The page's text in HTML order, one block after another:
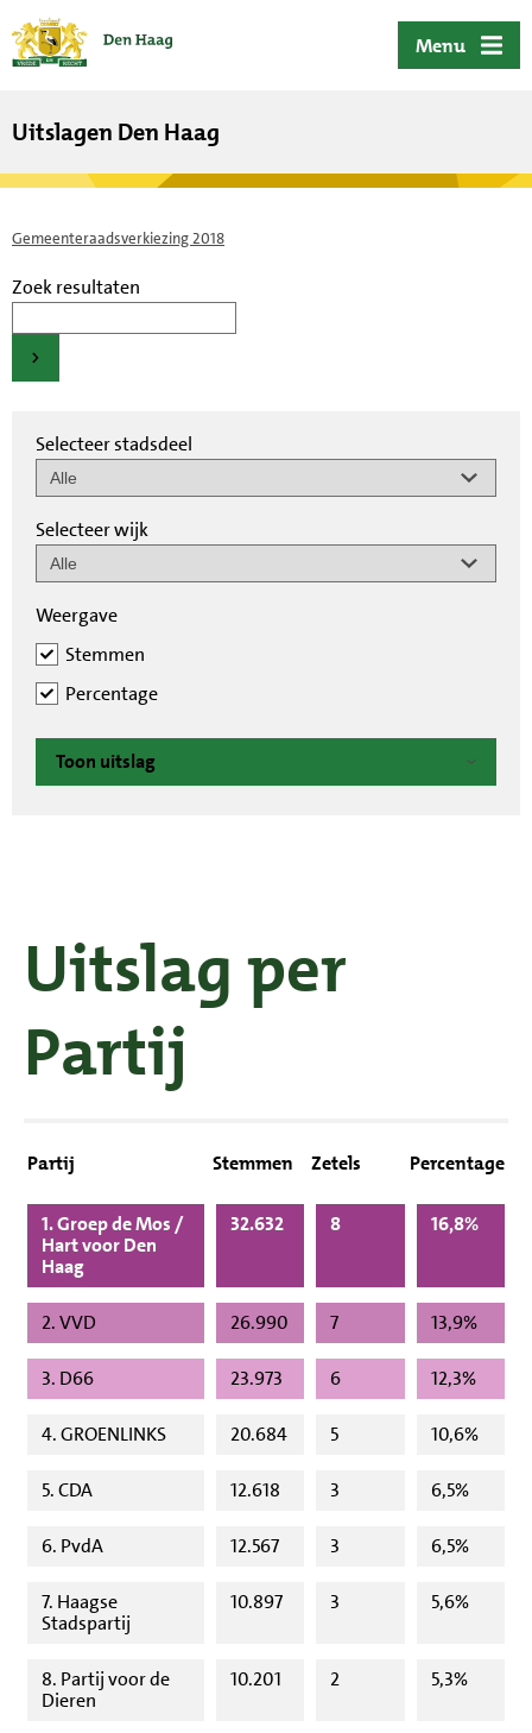
Menu
Uitslagen Den Haag
Gemeenteraadsverkiezing 2018
Zoek resultaten
Selecteer stadsdeel
Selecteer wijk
Weergave
Stemmen
Percentage
Toon uitslag
Uitslag per
Partij
Partij Stemmen Zetels Percentage
1. Groep de Mos /
Hart voor Den
Haag
32.632 8 16,8%
2. VVD 26.990 7 13,9%
3. D66 23.973 6 12,3%
4. GROENLINKS 20.684 5 10,6%
5. CDA 12.618 3 6,5%
6. PvdA 12.567 3 6,5%
7. Haagse
Stadspartij
10.897 3 5,6%
8. Partij voor de
Dieren
10.201 2 5,3%